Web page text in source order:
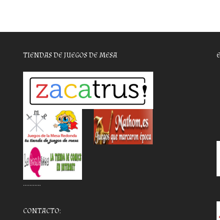
TIENDAS DE JUEGOS DE MESA
………..
CONTACTO: